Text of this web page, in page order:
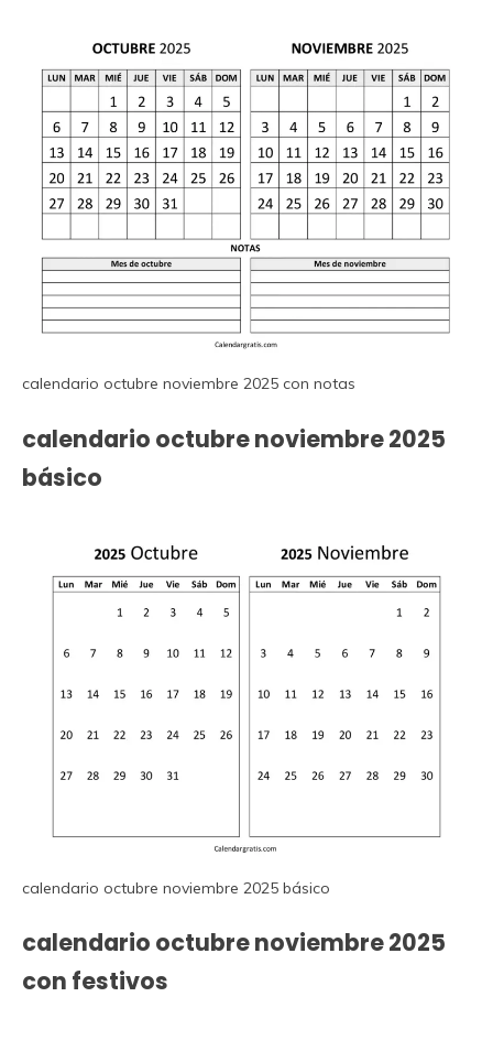
calendario octubre noviembre 2025 con notas
calendario octubre noviembre 2025
básico
calendario octubre noviembre 2025 básico
calendario octubre noviembre 2025
con festivos